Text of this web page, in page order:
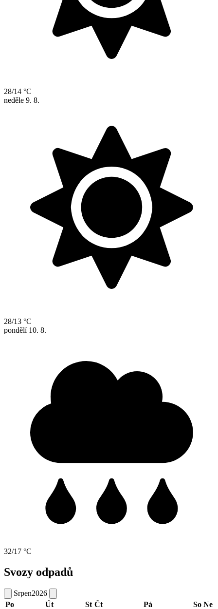
28/14 °C
neděle 9. 8.
28/13 °C
pondělí 10. 8.
32/17 °C
Svozy odpadů
Srpen2026
Po
Út St Čt Pá So Ne